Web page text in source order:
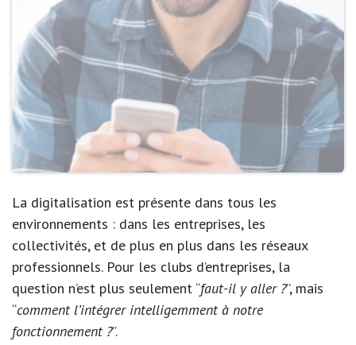
La digitalisation est présente dans tous les
environnements : dans les entreprises, les
collectivités, et de plus en plus dans les réseaux
professionnels. Pour les clubs d’entreprises, la
question n’est plus seulement “faut-il y aller ?”, mais
“comment l’intégrer intelligemment à notre
fonctionnement ?”.